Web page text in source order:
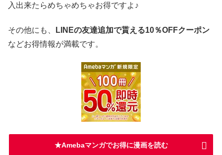
入出来たらめちゃめちゃお得ですよ♪
その他にも、
LINEの友達追加で貰える10％OFFクーポン
などお得情報が満載です。
★Amebaマンガでお得に漫画を読む